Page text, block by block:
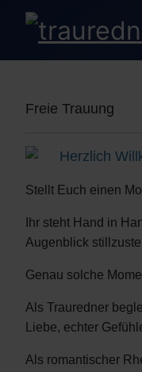
Freie Trauung
Herzlich
Stellt Euch einen
Ihr steht Hand in
Augenblick
Genau solche
Als Trauredner
Liebe, echter
Als romantischer